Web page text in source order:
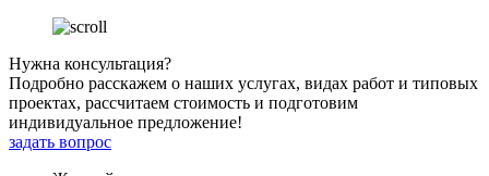
Нужна консультация?
Подробно расскажем о наших услугах, видах работ и типовых
проектах, рассчитаем стоимость и подготовим
индивидуальное предложение!
задать вопрос